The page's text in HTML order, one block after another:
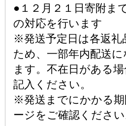
●１２月２１日寄附ま
の対応を行います
※発送予定日は各返礼
ため、一部年内配送
ます。不在日がある
記入ください。
※発送までにかかる
ージをご確認ください